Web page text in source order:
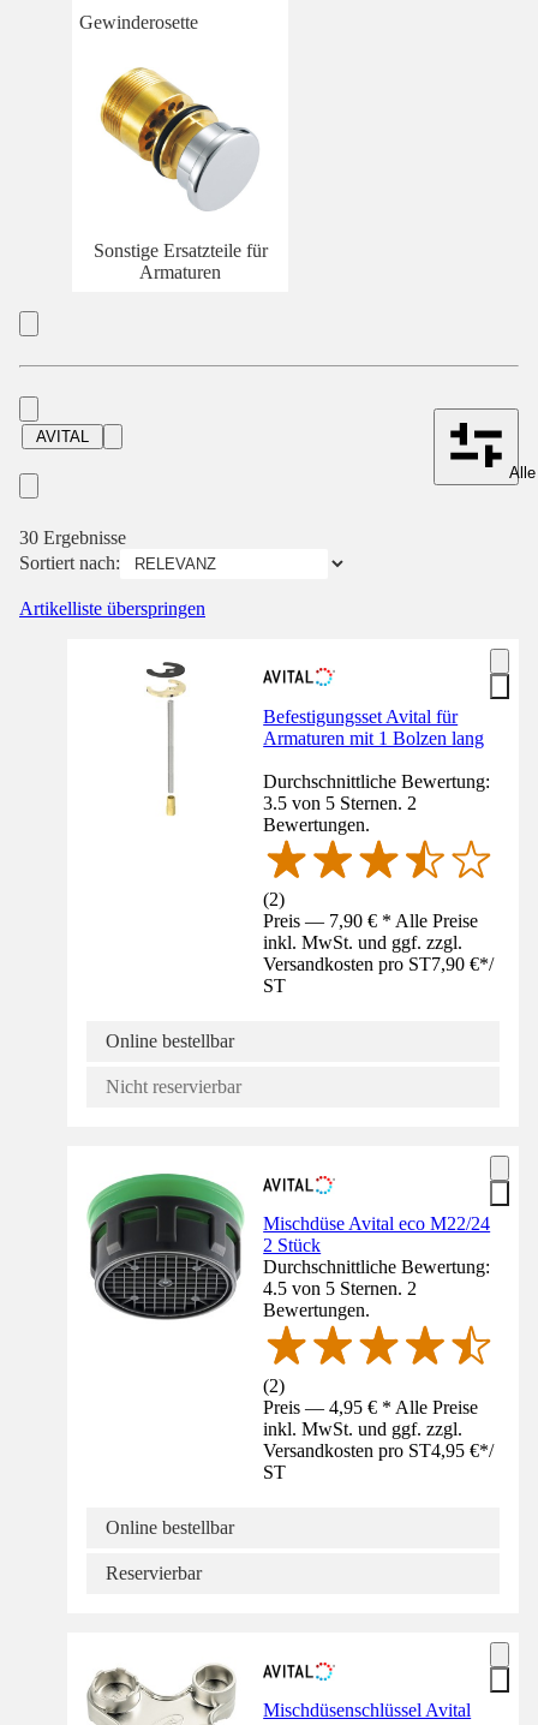
Gewinderosette
Sonstige Ersatzteile für
Armaturen
AVITAL
30 Ergebnisse
Sortiert nach:
Artikelliste überspringen
Befestigungsset Avital für
Armaturen mit 1 Bolzen lang
Durchschnittliche Bewertung:
3.5 von 5 Sternen. 2
Bewertungen.
(2)
Preis — 7,90 € * Alle Preise
inkl. MwSt. und ggf. zzgl.
Versandkosten pro ST7,90 €*/
ST
Online bestellbar
Nicht reservierbar
Mischdüse Avital eco M22/24
2 Stück
Durchschnittliche Bewertung:
4.5 von 5 Sternen. 2
Bewertungen.
(2)
Preis — 4,95 € * Alle Preise
inkl. MwSt. und ggf. zzgl.
Versandkosten pro ST4,95 €*/
ST
Online bestellbar
Reservierbar
Mischdüsenschlüssel Avital